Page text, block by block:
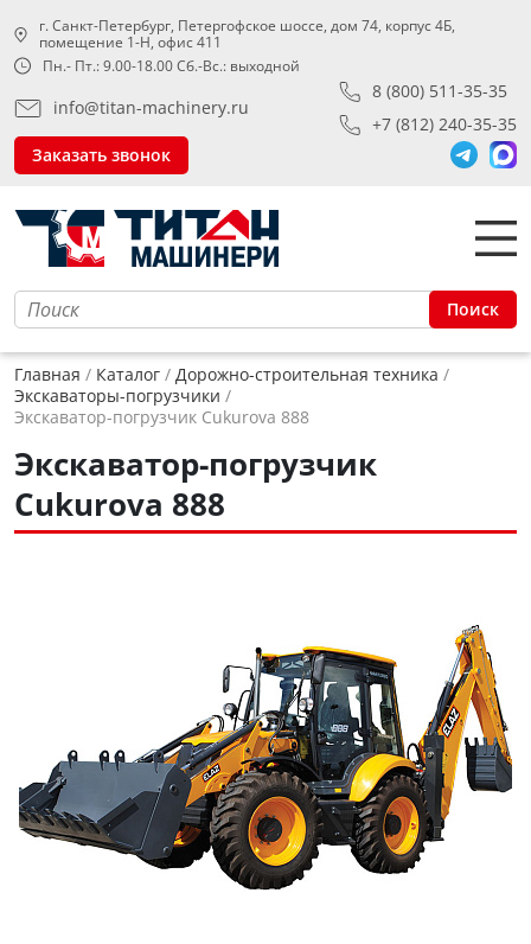
г. Санкт-Петербург, Петергофское шоссе, дом 74, корпус 4Б,
помещение 1-Н, офис 411
Пн.- Пт.: 9.00-18.00 Сб.-Вс.: выходной
info@titan-machinery.ru
8 (800) 511-35-35
+7 (812) 240-35-35
Заказать звонок
Поиск
Главная Каталог
Дорожно-строительная техника
Экскаваторы-погрузчики
Экскаватор-погрузчик Cukurova 888
Экскаватор-погрузчик
Cukurova 888